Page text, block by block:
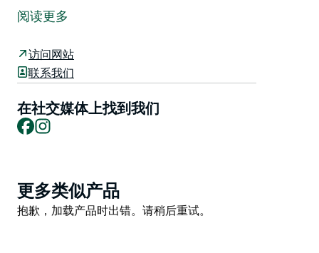
温德拉，是卡诺温德拉地区首屈一指的旅游景点。博物馆
坐落在城镇边缘，地势平坦，交通便利，停车方便。
想象一下一个由鱼类统治的世界！早在恐龙出现之前，中
西部浩瀚的河流中就生活着奇异的古代鱼类——长着铠甲
的鱼、有肺的鱼，以及像鳄鱼一样拥有巨大下颚的捕食
者。在卡诺温德拉发现了数千块鱼类化石，让我们得以一
窥泥盆纪——“鱼类时代”。
鱼类时代博物馆提供两个常设展览、一个教育中心、一个
野餐区，以及一条位于美丽花园中的地质年代步道。孩子
阅读更多
访问网站
联系我们
在社交媒体上找到我们
Facebook
Product
List
更多类似产品
Product
抱歉，加载产品时出错。请稍后重试。